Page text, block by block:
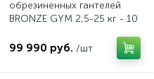
обрезиненных гантелей
BRONZE GYM 2,5-25 кг - 10
99 990 руб. /шт